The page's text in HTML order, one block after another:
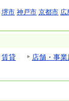
堺市 神戸市 京都市 広
賃貸
店舗・事業